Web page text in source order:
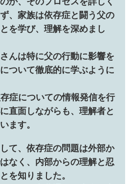
、家族は依存症と闘う父の
を学び、理解を深めまし
んは特に父の行動に影響を
ついて徹底的に学ぶように
症についての情報発信を行
直面しながらも、理解者と
ます。
て、依存症の問題は外部か
なく、内部からの理解と忍
を知りました。